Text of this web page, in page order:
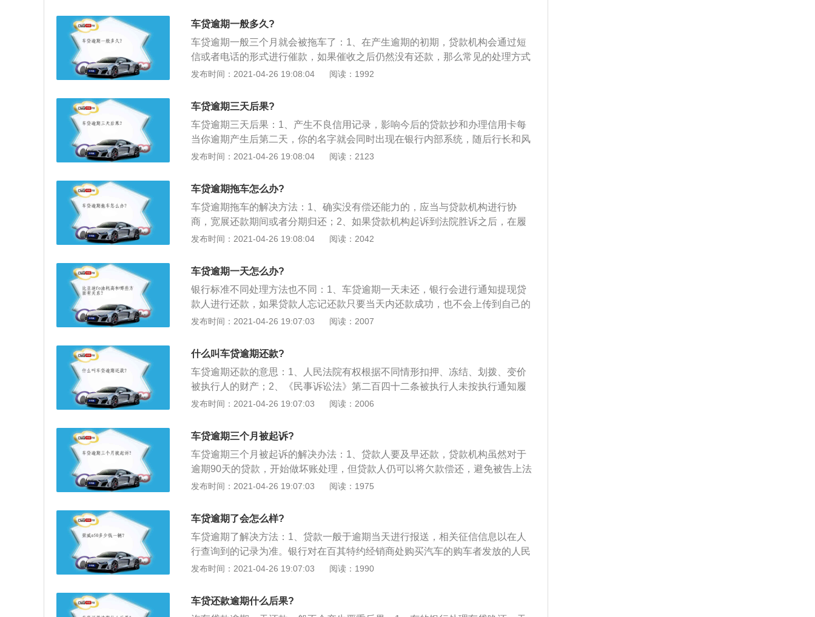
控非常严格，算是一天的逾期，也会造成不良信用记录；3、这要看贷款人申请
贷款的银行是怎样规定的。但大家在发现自己有逾期情况时，可以马上拨打贷款
银行客服电话，说明情况并且马上还款，将损失降到最低；4、因此，借款人通
过贷款机构申请贷款买车成功获贷后，借款人一定要按时还款，否则，影响个人
信用记录不说，还会给自己以后申请贷款带来很多不必要的麻烦。
车贷逾期一般多久?
车贷逾期一般三个月就会被拖车了：1、在产生逾期的初期，贷款机构会通过短
信或者电话的形式进行催款，如果催收之后仍然没有还款，那么常见的处理方式
分为两种；2、一种是贷款机构会通过GPS定位找到借款人的车辆，并请拖车公
若车主还是没有还款，那么不排除贷款机构会将车辆变卖，以补偿损失。另一种
是贷款机构会向法院起诉，这种情况下法院一般会采取财产保全等措施，比如冻
结借款人以及贷款担保人的所有银行账户上的存款，查封已抵质押的财产等。等
法院判决下来后，如果借款人有存款，那么会用扣划存款的方式清偿平台的损
失，如果借款人没有存款，就会拍卖借款人的抵押物来清偿平台的贷款损失。
发布时间：2021-04-26 19:08:04 阅读：1992
车贷逾期三天后果?
车贷逾期三天后果：1、产生不良信用记录，影响今后的贷款抄和办理信用卡每
当你逾期产生后第二天，你的名字就会同时出现在银行内部系统，随后行长和风
控都袭会看到；2、逾期后，信用报告不可避免的会留下不良记录。一旦留下即
而百无法容易申请了；3、如果逾期情节严重，今后办房贷、车贷都会受到影
响。罚息还只是金钱上的损失，而不良信用记录却是无度形资产的损失，造成的
影响是金钱也无法弥补的。
发布时间：2021-04-26 19:08:04 阅读：2123
车贷逾期拖车怎么办?
车贷逾期拖车的解决方法：1、确实没有偿还能力的，应当与贷款机构进行协
商，宽展还款期间或者分期归还；2、如果贷款机构起诉到法院胜诉之后，在履
行期未履行法院判决，会申请法院强制执行；3、法院在受理强制执行时，会依
的财产而又拒绝履行法院的生效判决，则有逾期还款等负面信息记录在个人的信
用报告中并被限制高消费及出入境，甚至权有可能会被司法拘留。
发布时间：2021-04-26 19:08:04 阅读：2042
车贷逾期一天怎么办?
银行标准不同处理方法也不同：1、车贷逾期一天未还，银行会进行通知提现贷
款人进行还款，如果贷款人忘记还款只要当天内还款成功，也不会上传到自己的
信用记录中；如果银行上传到信用记录，可以联系银行进行积极沟通还款，将损
期则不需扣除；发生逾期情况后，及时联系银行说明情况偶然的几次不会影响自
己的信用记录；3、但是多次逾期被银行进行催收贷款，很可能就会记入到信用
记录中。
发布时间：2021-04-26 19:07:03 阅读：2007
什么叫车贷逾期还款?
车贷逾期还款的意思：1、人民法院有权根据不同情形扣押、冻结、划拨、变价
被执行人的财产；2、《民事诉讼法》第二百四十二条被执行人未按执行通知履
行法律文书确定的义务，人民法院有权向有关单位查询被执行人的存款、债券、
拨、变价被执行人的财产。人民法院查询、扣押、冻结、划拨、变价的财产不得
超出被执行人应当履行义务的范围。
发布时间：2021-04-26 19:07:03 阅读：2006
车贷逾期三个月被起诉?
车贷逾期三个月被起诉的解决办法：1、贷款人要及早还款，贷款机构虽然对于
逾期90天的贷款，开始做坏账处理，但贷款人仍可以将欠款偿还，避免被告上法
庭，名誉受到伤害；2、贷款人要积极主动配合贷款机构协商还款事宜，不可躲
一部分罚息，或者可以让贷款人分期偿还；3、贷款人在偿还欠款后，要保持良
好的信用记录，5年后不良记录会自动消除，而且除房贷以外，大部分贷款只参
考两年内的信用记录。
发布时间：2021-04-26 19:07:03 阅读：1975
车贷逾期了会怎么样?
车贷逾期了解决方法：1、贷款一般于逾期当天进行报送，相关征信信息以在人
行查询到的记录为准。银行对在百其特约经销商处购买汽车的购车者发放的人民
币担保贷款的一种新的贷款方式；2、汽车消费贷款利率就是指银行向消费者也
度以下商务车）的贷款数额与本金的比例。利率越回高，那么消费者还款的金额
就越大；3、具有有效身份证明且具有完全民事行为能力；能提供固定和详细住
发布时间：2021-04-26 19:07:03 阅读：1990
车贷还款逾期什么后果?